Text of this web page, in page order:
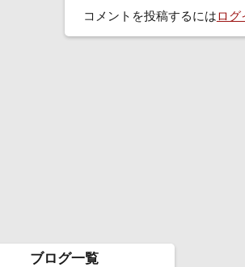
コメントを投稿するにはログ
ブログ一覧